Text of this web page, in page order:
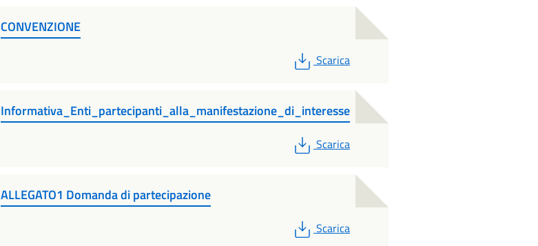
CONVENZIONE
PDF
Scarica
Informativa_Enti_partecipanti_alla_manifestazione_di_interesse
PDF
Scarica
ALLEGATO1 Domanda di partecipazione
PDF
Scarica